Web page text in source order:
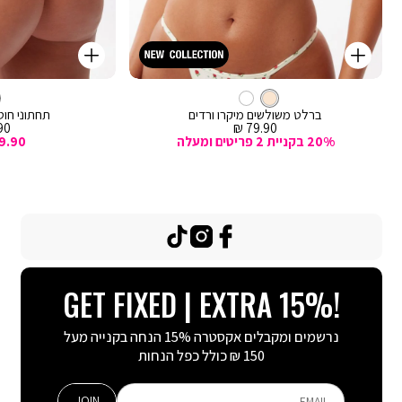
קנייה
מהירה
צבע
קרם
ברלט משולשים מיקרו ורדים
מחיר
מכירה
79.90 ₪
20% בקניית 2 פריטים ומעלה
ברלט
קנייה
מהירה
תחתוני
₪
GET FIXED | EXTRA 15%!
נרשמים ומקבלים אקסטרה 15% הנחה בקנייה מעל
150 ₪ כולל כפל הנחות